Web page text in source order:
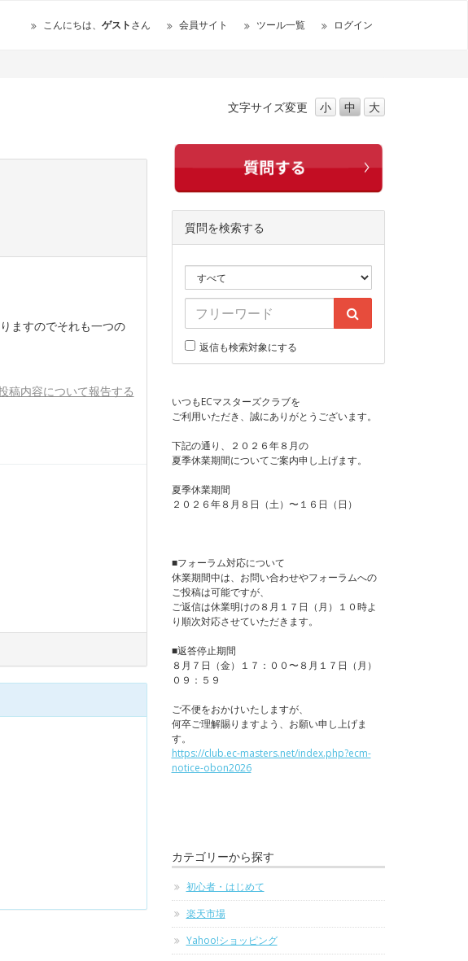
こんにちは、 ゲストさん 会員サイト ツール一覧 ログイン
文字サイズ変更 小 中 大
ますのでそれも一つの
稿内容について報告する
質問を検索する
返信も検索対象にする
いつもECマスターズクラブを
ご利用いただき、誠にありがとうございます。
下記の通り、２０２６年８月の
夏季休業期間についてご案内申し上げます。
夏季休業期間
２０２６年８月８日（土）〜１６日（日）
■フォーラム対応について
休業期間中は、お問い合わせやフォーラムへの
ご投稿は可能ですが、
ご返信は休業明けの８月１７日（月）１０時よ
り順次対応させていただきます。
■返答停止期間
８月７日（金）１７：００〜８月１７日（月）
０９：５９
ご不便をおかけいたしますが、
何卒ご理解賜りますよう、お願い申し上げま
す。
https://club.ec-masters.net/index.php?ecm-
notice-obon2026
カテゴリーから探す
初心者・はじめて
楽天市場
Yahoo!ショッピング